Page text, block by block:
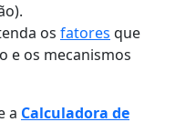
os fatores que
e os mecanismos
a Calculadora de